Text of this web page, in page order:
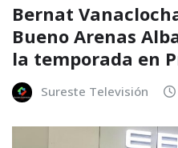
Bernat
Bueno Arenas
la temporada en
Sureste Televisión